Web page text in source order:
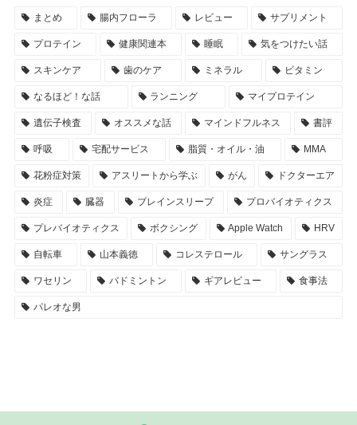
まとめ 腸内フローラ レビュー サプリメント
プロテイン 健康関連本 睡眠 気をつけたい話
スキンケア 歯のケア ミネラル ビタミン
なるほど！な話 ランニング マイプロテイン
遺伝子検査 オススメな話 マインドフルネス 書評
呼吸 宅配サービス 脂質・オイル・油 MMA
花粉症対策 アスリートから学ぶ がん ドクターエア
炎症 臓器 ブレインスリープ プロバイオティクス
プレバイオティクス ボクシング Apple Watch HRV
自転車 山本義徳 コレステロール サングラス
ワセリン バドミントン ギアレビュー 食事法
パレオな男